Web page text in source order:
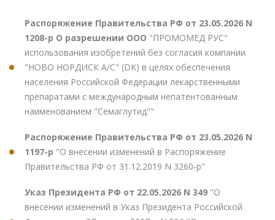
Распоряжение Правительства РФ от 23.05.2026 N
1208-р О разрешении ООО "ПРОМОМЕД РУС"
использования изобретений без согласия компании
"НОВО НОРДИСК А/С" (DK) в целях обеспечения
населения Российской Федерации лекарственными
препаратами с международным непатентованным
наименованием "Семаглутид""
Распоряжение Правительства РФ от 23.05.2026 N
1197-р "О внесении изменений в Распоряжение
Правительства РФ от 31.12.2019 N 3260-р"
Указ Президента РФ от 22.05.2026 N 349 "О
внесении изменений в Указ Президента Российской